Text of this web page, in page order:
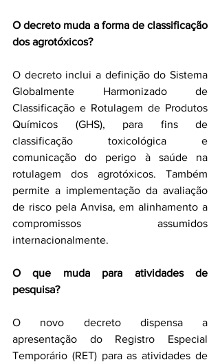
O decreto muda a forma de classificação
dos agrotóxicos?
O decreto inclui a definição do Sistema
Globalmente Harmonizado de
Classificação e Rotulagem de Produtos
Químicos (GHS), para fins de
classificação toxicológica e
comunicação do perigo à saúde na
rotulagem dos agrotóxicos. Também
permite a implementação da avaliação
de risco pela Anvisa, em alinhamento a
compromissos assumidos
internacionalmente.
O que muda para atividades de
pesquisa?
O novo decreto dispensa a
apresentação do Registro Especial
Temporário (RET) para as atividades de